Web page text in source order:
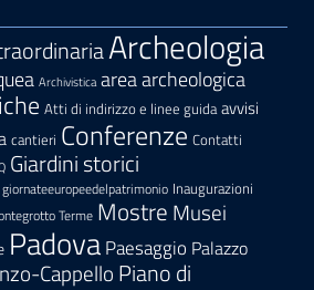
Archeologia
Archivistica area archeologica
Atti di indirizzo e linee guida avvisi
cantieri Conferenze Contatti
Giardini storici
giornateeuropeedelpatrimonio Inaugurazioni
Terme Mostre Musei
PadovaPaesaggio Palazzo
Cappello Piano di